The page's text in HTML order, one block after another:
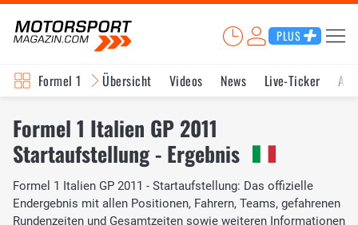
PLUS
Formel 1 Übersicht Videos News Live-Ticker
Formel 1 Italien GP 2011
Startaufstellung - Ergebnis
Formel 1 Italien GP 2011 - Startaufstellung: Das offizielle
Endergebnis mit allen Positionen, Fahrern, Teams, gefahrenen
Rundenzeiten und Gesamtzeiten sowie weiteren Informationen